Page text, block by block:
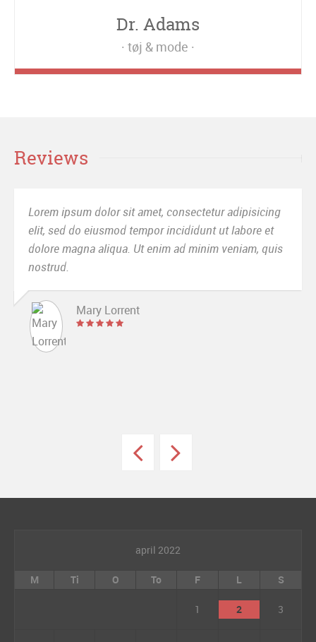
Dr. Adams
tøj & mode
Reviews
quis
Sed ut perspiciatis unde omnis iste natus error
voluptatem accusantium doloremque
totam rem aperiam, eaque ipsa quae ab illo
Mrs. Noelle Brown
april 2022
M Ti O To F L S
1 2 3